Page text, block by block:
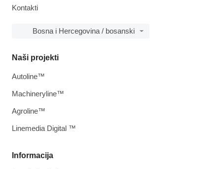
Kontakti
Bosna i Hercegovina / bosanski
Informacija
Naši projekti
Autoline™
Machineryline™
Agroline™
Linemedia Digital ™